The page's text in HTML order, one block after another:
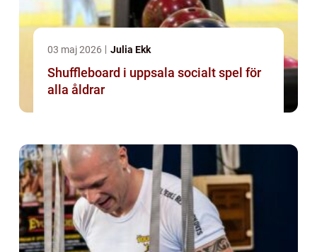
03 maj 2026 Julia Ekk
Shuffleboard i uppsala socialt spel för
alla åldrar